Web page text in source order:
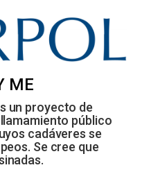
ME
un proyecto de
público
cadáveres se
Se cree que